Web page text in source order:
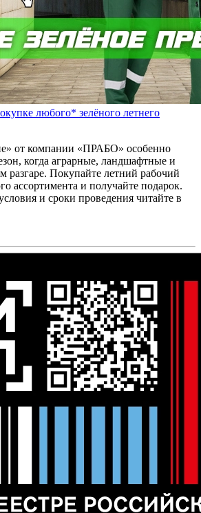
любого* зелёного летнего
от компании «ПРАБО» особенно
когда аграрные, ландшафтные и
разгаре. Покупайте летний рабочий
ассортимента и получайте подарок.
и сроки проведения читайте в